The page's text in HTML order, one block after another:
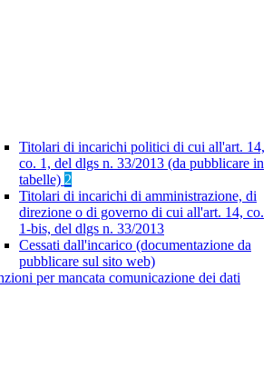
Titolari di incarichi politici di cui all'art. 14,
co. 1, del dlgs n. 33/2013 (da pubblicare in
tabelle) 2
Titolari di incarichi di amministrazione, di
direzione o di governo di cui all'art. 14, co.
1-bis, del dlgs n. 33/2013
Cessati dall'incarico (documentazione da
pubblicare sul sito web)
per mancata comunicazione dei dati